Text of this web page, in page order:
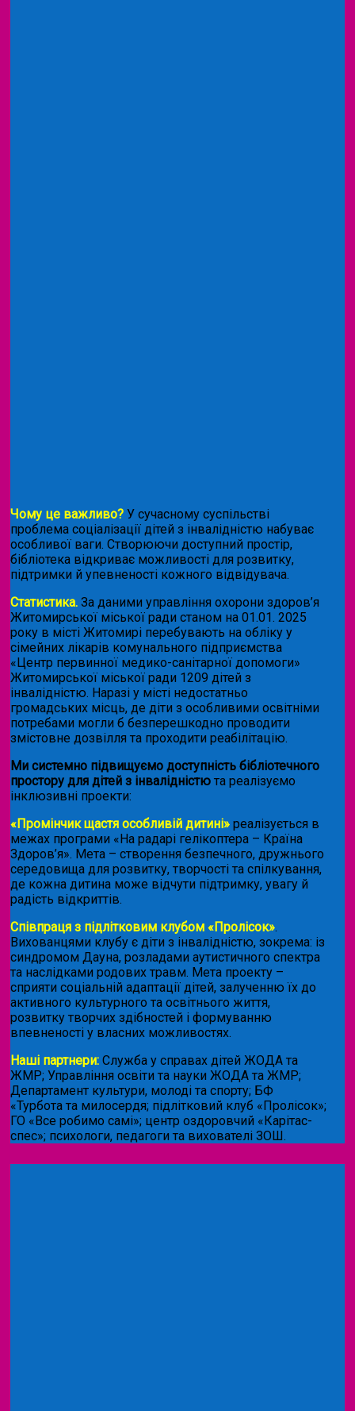
Чому це важливо? У сучасному суспільстві
проблема соціалізації дітей з інвалідністю набуває
особливої ваги. Створюючи доступний простір,
бібліотека відкриває можливості для розвитку,
підтримки й упевненості кожного відвідувача.
Статистика. За даними управління охорони здоров’я
Житомирської міської ради станом на 01.01. 2025
року в місті Житомирі перебувають на обліку у
сімейних лікарів комунального підприємства
«Центр первинної медико-санітарної допомоги»
Житомирської міської ради 1209 дітей з
інвалідністю. Наразі у місті недостатньо
громадських місць, де діти з особливими освітніми
потребами могли б безперешкодно проводити
змістовне дозвілля та проходити реабілітацію.
Ми системно підвищуємо доступність бібліотечного
простору для дітей з інвалідністю та реалізуємо
інклюзивні проекти:
«Промінчик щастя особливій дитині» реалізується в
межах програми «На радарі гелікоптера – Країна
Здоров’я». Мета – створення безпечного, дружнього
середовища для розвитку, творчості та спілкування,
де кожна дитина може відчути підтримку, увагу й
радість відкриттів.
Співпраця з підлітковим клубом «Пролісок».
Вихованцями клубу є діти з інвалідністю, зокрема: із
синдромом Дауна, розладами аутистичного спектра
та наслідками родових травм. Мета проекту –
сприяти соціальній адаптації дітей, залученню їх до
активного культурного та освітнього життя,
розвитку творчих здібностей і формуванню
впевненості у власних можливостях.
Наші партнери: Служба у справах дітей ЖОДА та
ЖМР; Управління освіти та науки ЖОДА та ЖМР;
Департамент культури, молоді та спорту; БФ
«Турбота та милосердя; підлітковий клуб «Пролісок»;
ГО «Все робимо самі»; центр оздоровчий «Карітас-
спес»; психологи, педагоги та вихователі ЗОШ.